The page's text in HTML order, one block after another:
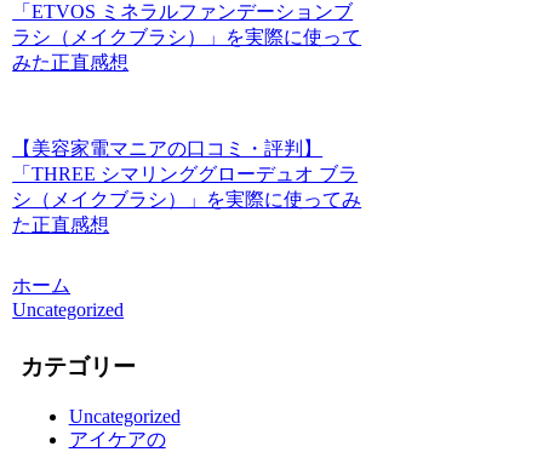
「ETVOS ミネラルファンデーションブ
ラシ（メイクブラシ）」を実際に使って
みた正直感想
【美容家電マニアの口コミ・評判】
「THREE シマリンググローデュオ ブラ
シ（メイクブラシ）」を実際に使ってみ
た正直感想
ホーム
Uncategorized
カテゴリー
Uncategorized
アイケアの